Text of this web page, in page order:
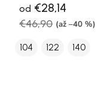
od €28,14
€46,90 (až –40 %)
104 122 140